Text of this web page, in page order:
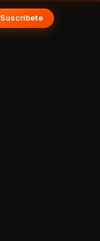
Suscríbete